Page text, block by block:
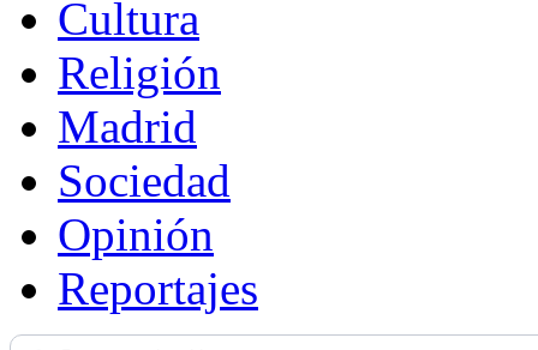
Cultura
Religión
Madrid
Sociedad
Opinión
Reportajes